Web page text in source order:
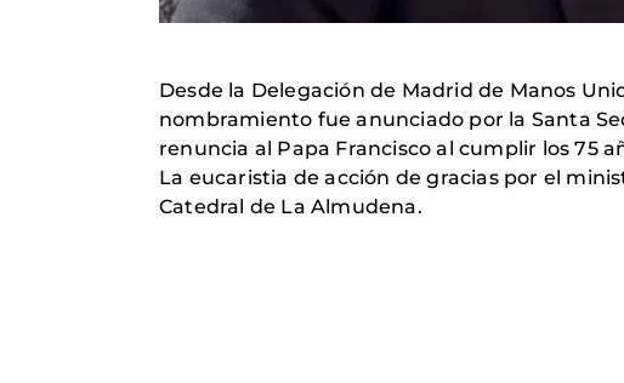
Desde la Delegación de Madrid de Manos
nombramiento fue anunciado por la Santa
renuncia al Papa Francisco al cumplir los 75
La eucaristia de acción de gracias por el
Catedral de La Almudena.